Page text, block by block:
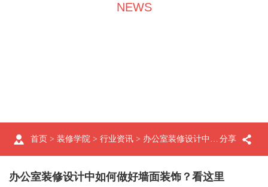
NEWS
分享
首页 > 装修学院 > 行业资讯 > 办公室装修设计中如何做好墙面装饰？看这里
办公室装修设计中如何做好墙面装饰？看这里